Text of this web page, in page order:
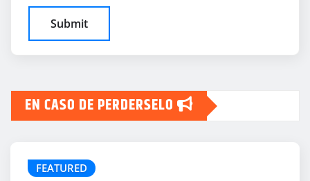
EN CASO DE PERDERSELO
FEATURED